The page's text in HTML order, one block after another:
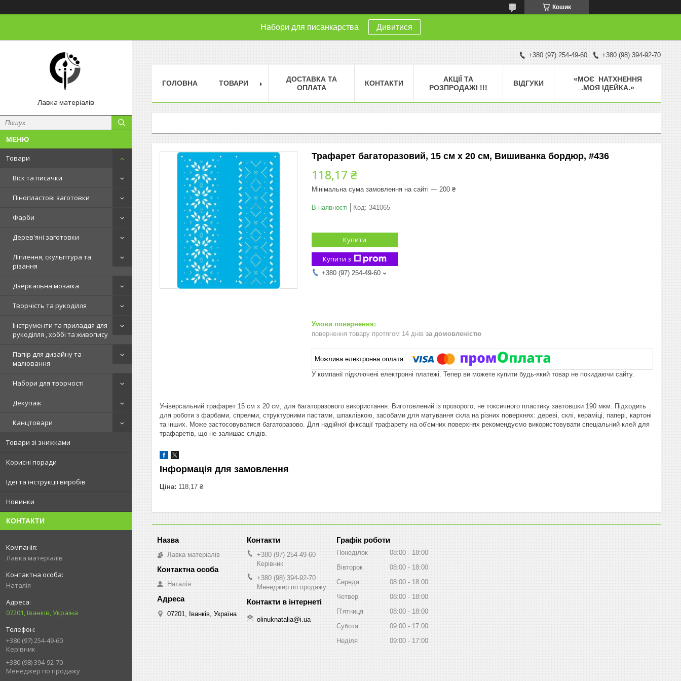
Кошик
Набори для писанкарства Дивитися
Лавка матеріалів
Товари
Віск та писачки
Пінопластові заготовки
Фарби
Дерев'яні заготовки
Ліплення, скульптура та
різання
Дзеркальна мозаїка
Творчість та рукоділля
Інструменти та приладдя для
рукоділля , хоббі та живопису
Папір для дизайну та
малювання
Набори для творчості
Декупаж
Канцтовари
Товари зі знижками
Корисні поради
Ідеї та інструкції виробів
Новинки
КОНТАКТИ
Лавка матеріалів
Наталія
07201, Іванків, Україна
+380 (97) 254-49-60
Керівник
+380 (98) 394-92-70
Менеджер по продажу
+380 (97) 254-49-60 +380 (98) 394-92-70
ГОЛОВНА ТОВАРИ
ДОСТАВКА ТА
ОПЛАТА
КОНТАКТИ
АКЦІЇ ТА
РОЗПРОДАЖІ !!!
ВІДГУКИ
«МОЄ НАТХНЕННЯ
.МОЯ ІДЕЙКА.»
Трафарет багаторазовий, 15 см x 20 см, Вишиванка бордюр, #436
118,17 ₴
Мінімальна сума замовлення на сайті — 200 ₴
В наявності Код: 341065
Купити
Купити з
+380 (97) 254-49-60
повернення товару протягом 14 днів за домовленістю
У компанії підключені електронні платежі. Тепер ви можете купити будь-який товар не покидаючи сайту.
Універсальний трафарет 15 см x 20 см, для багаторазового використання. Виготовлений із прозорого, не токсичного пластику завтовшки 190 мкм. Підходить
для роботи з фарбами, спреями, структурними пастами, шпаклівкою, засобами для матування скла на різних поверхнях: дереві, склі, кераміці, папері, картоні
та інших. Може застосовуватися багаторазово. Для надійної фіксації трафарету на об'ємних поверхнях рекомендуємо використовувати спеціальний клей для
трафаретів, що не залишає слідів.
Інформація для замовлення
Ціна: 118,17 ₴
Лавка матеріалів
Наталія
07201, Іванків, Україна
+380 (97) 254-49-60
Керівник
+380 (98) 394-92-70
Менеджер по продажу
olinuknatalia@i.ua
Графік роботи
Понеділок 08:00
18:00
Вівторок
08:00
18:00
Середа
08:00
18:00
Четвер
08:00
18:00
Пʼятниця
08:00
18:00
Субота
09:00
17:00
Неділя
09:00 17:00